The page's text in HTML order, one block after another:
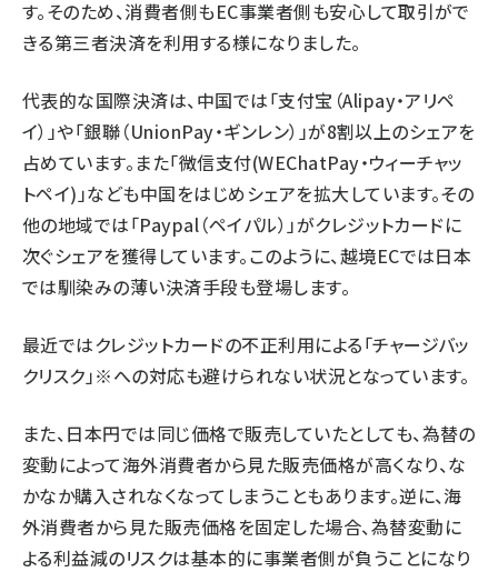
す。そのため、消費者側もEC事業者側も安心して取引がで
きる第三者決済を利用する様になりました。
代表的な国際決済は、中国では「支付宝（Alipay・アリペ
イ）」や「銀聯（UnionPay・ギンレン）」が8割以上のシェアを
占めています。また「微信支付(WEChatPay・ウィーチャッ
トペイ)」なども中国をはじめシェアを拡大しています。その
他の地域では「Paypal（ペイパル）」がクレジットカードに
次ぐシェアを獲得しています。このように、越境ECでは日本
では馴染みの薄い決済手段も登場します。
最近ではクレジットカードの不正利用による「チャージバッ
クリスク」※への対応も避けられない状況となっています。
また、日本円では同じ価格で販売していたとしても、為替の
変動によって海外消費者から見た販売価格が高くなり、な
かなか購入されなくなってしまうこともあります。逆に、海
外消費者から見た販売価格を固定した場合、為替変動に
よる利益減のリスクは基本的に事業者側が負うことになり